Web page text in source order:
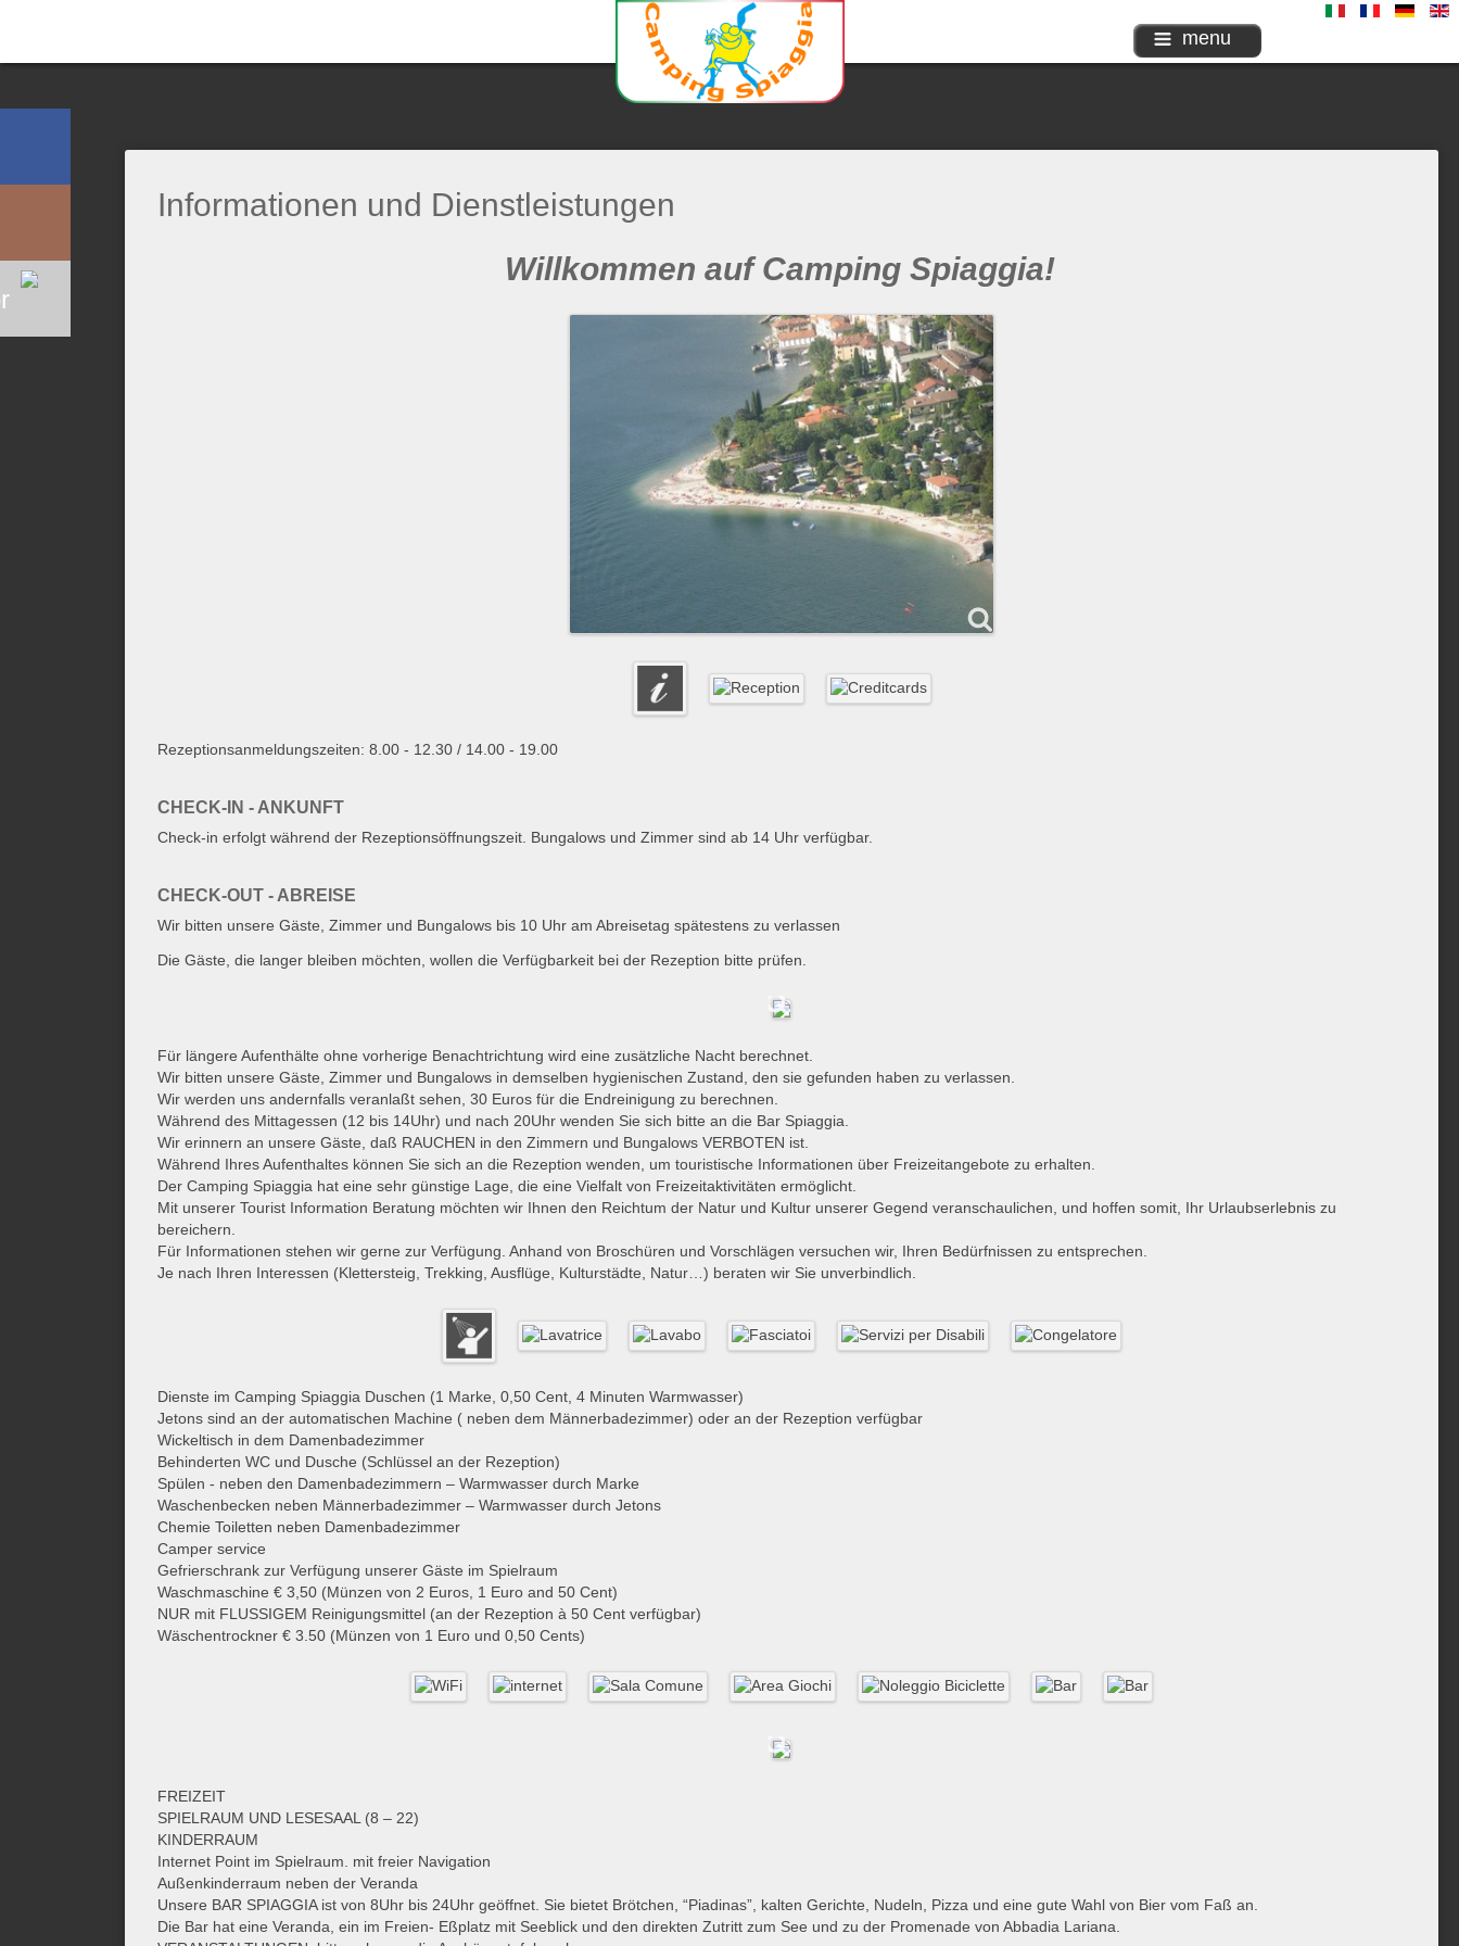
menu
Informationen und Dienstleistungen
Willkommen auf Camping Spiaggia!
Rezeptionsanmeldungszeiten: 8.00 - 12.30 / 14.00 - 19.00
CHECK-IN - ANKUNFT
Check-in erfolgt während der Rezeptionsöffnungszeit. Bungalows und Zimmer sind ab 14 Uhr verfügbar.
CHECK-OUT - ABREISE
Wir bitten unsere Gäste, Zimmer und Bungalows bis 10 Uhr am Abreisetag spätestens zu verlassen
Die Gäste, die langer bleiben möchten, wollen die Verfügbarkeit bei der Rezeption bitte prüfen.
Für längere Aufenthälte ohne vorherige Benachtrichtung wird eine zusätzliche Nacht berechnet.
Wir bitten unsere Gäste, Zimmer und Bungalows in demselben hygienischen Zustand, den sie gefunden haben zu verlassen.
Wir werden uns andernfalls veranlaßt sehen, 30 Euros für die Endreinigung zu berechnen.
Während des Mittagessen (12 bis 14Uhr) und nach 20Uhr wenden Sie sich bitte an die Bar Spiaggia.
Wir erinnern an unsere Gäste, daß RAUCHEN in den Zimmern und Bungalows VERBOTEN ist.
Während Ihres Aufenthaltes können Sie sich an die Rezeption wenden, um touristische Informationen über Freizeitangebote zu erhalten.
Der Camping Spiaggia hat eine sehr günstige Lage, die eine Vielfalt von Freizeitaktivitäten ermöglicht.
Mit unserer Tourist Information Beratung möchten wir Ihnen den Reichtum der Natur und Kultur unserer Gegend veranschaulichen, und hoffen somit, Ihr Urlaubserlebnis zu
bereichern.
Für Informationen stehen wir gerne zur Verfügung. Anhand von Broschüren und Vorschlägen versuchen wir, Ihren Bedürfnissen zu entsprechen.
Je nach Ihren Interessen (Klettersteig, Trekking, Ausflüge, Kulturstädte, Natur…) beraten wir Sie unverbindlich.
Dienste im Camping Spiaggia Duschen (1 Marke, 0,50 Cent, 4 Minuten Warmwasser)
Jetons sind an der automatischen Machine ( neben dem Männerbadezimmer) oder an der Rezeption verfügbar
Wickeltisch in dem Damenbadezimmer
Behinderten WC und Dusche (Schlüssel an der Rezeption)
Spülen - neben den Damenbadezimmern – Warmwasser durch Marke
Waschenbecken neben Männerbadezimmer – Warmwasser durch Jetons
Chemie Toiletten neben Damenbadezimmer
Camper service
Gefrierschrank zur Verfügung unserer Gäste im Spielraum
Waschmaschine € 3,50 (Münzen von 2 Euros, 1 Euro and 50 Cent)
NUR mit FLUSSIGEM Reinigungsmittel (an der Rezeption à 50 Cent verfügbar)
Wäschentrockner € 3.50 (Münzen von 1 Euro und 0,50 Cents)
FREIZEIT
SPIELRAUM UND LESESAAL (8 – 22)
KINDERRAUM
Internet Point im Spielraum. mit freier Navigation
Außenkinderraum neben der Veranda
Unsere BAR SPIAGGIA ist von 8Uhr bis 24Uhr geöffnet. Sie bietet Brötchen, “Piadinas”, kalten Gerichte, Nudeln, Pizza und eine gute Wahl von Bier vom Faß an.
Die Bar hat eine Veranda, ein im Freien- Eßplatz mit Seeblick und den direkten Zutritt zum See und zu der Promenade von Abbadia Lariana.